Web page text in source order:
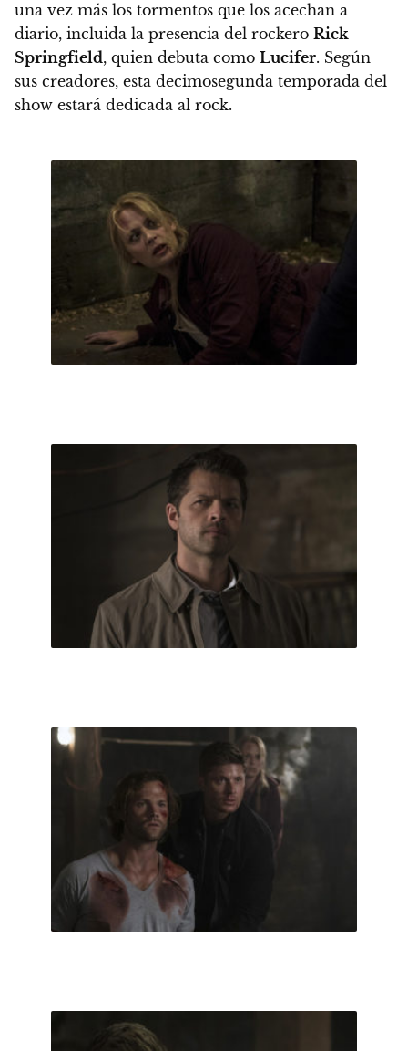
una vez más los tormentos que los acechan a
diario, incluida la presencia del rockero Rick
Springfield, quien debuta como Lucifer. Según
sus creadores, esta decimosegunda temporada del
show estará dedicada al rock.